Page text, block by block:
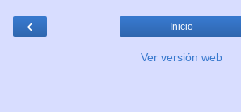
‹ Inicio
Ver versión web